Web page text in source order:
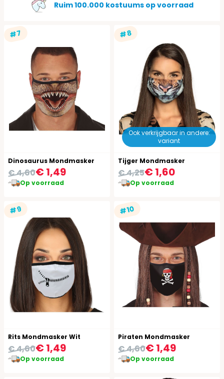
Ruim 100.000 kostuums op voorraad
#7
Dinosaurus Mondmasker
€ 1,49
€ 4,60
Op voorraad
#8
Ook verkrijgbaar in andere:
variant
Tijger Mondmasker
€ 1,60
€ 4,25
Op voorraad
#9
Rits Mondmasker Wit
€ 1,49
€ 4,60
Op voorraad
#10
Piraten Mondmasker
€ 1,49
€ 4,60
Op voorraad